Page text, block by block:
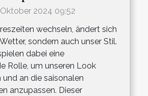
Look
2024 09:52
wechseln, ändert sich
sondern auch unser Stil.
dabei eine
Rolle, um unseren Look
an die saisonalen
anzupassen. Dieser